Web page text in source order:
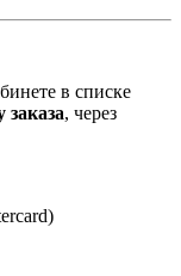
в списке
заказа, через